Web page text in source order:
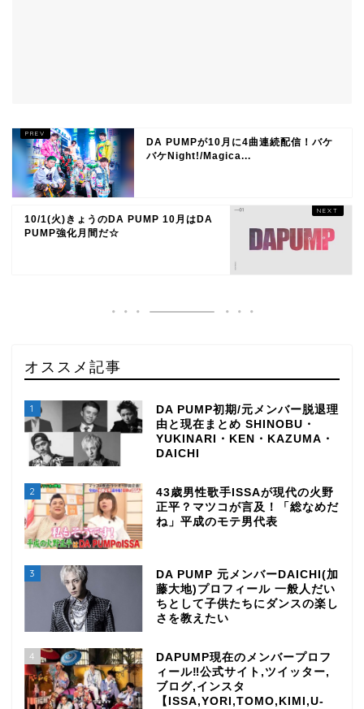
DA PUMPが10月に4曲連続配信！バケ
バケNight!/Magica...
10/1(火)きょうのDA PUMP 10月はDA
PUMP強化月間だ☆
オススメ記事
1
DA PUMP初期/元メンバー脱退理
由と現在まとめ SHINOBU・
YUKINARI・KEN・KAZUMA・
DAICHI
2
43歳男性歌手ISSAが現代の火野
正平？マツコが言及！「総なめだ
ね」平成のモテ男代表
3
DA PUMP 元メンバーDAICHI(加
藤大地)プロフィール 一般人だい
ちとして子供たちにダンスの楽し
さを教えたい
4
DAPUMP現在のメンバープロフ
ィール‼公式サイト,ツイッター,
ブログ,インスタ
【ISSA,YORI,TOMO,KIMI,U-